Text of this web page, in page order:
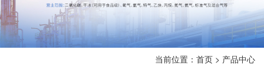
当前位置： 首页 > 产品中心